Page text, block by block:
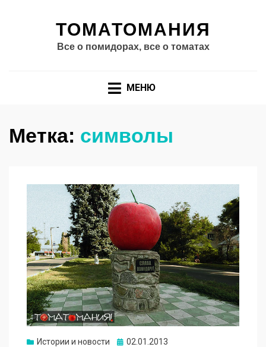
ТОМАТОМАНИЯ
Все о помидорах, все о томатах
МЕНЮ
Метка: символы
Истории и новости Опубликовано
02.01.2013